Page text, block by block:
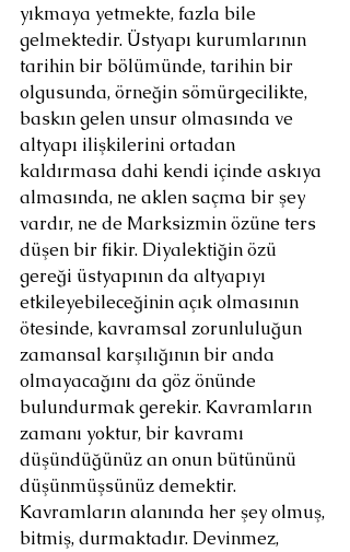
yıkmaya yetmekte, fazla bile
gelmektedir. Üstyapı kurumlarının
tarihin bir bölümünde, tarihin bir
olgusunda, örneğin sömürgecilikte,
baskın gelen unsur olmasında ve
altyapı ilişkilerini ortadan
kaldırmasa dahi kendi içinde askıya
almasında, ne aklen saçma bir şey
vardır, ne de Marksizmin özüne ters
düşen bir fikir. Diyalektiğin özü
gereği üstyapının da altyapıyı
etkileyebileceğinin açık olmasının
ötesinde, kavramsal zorunluluğun
zamansal karşılığının bir anda
olmayacağını da göz önünde
bulundurmak gerekir. Kavramların
zamanı yoktur, bir kavramı
düşündüğünüz an onun bütününü
düşünmüşsünüz demektir.
Kavramların alanında her şey olmuş,
bitmiş, durmaktadır. Devinmez,